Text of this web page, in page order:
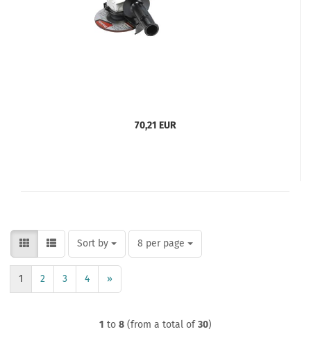
70,21 EUR
Sort by
Sort by 8 per page
per page
1 2 3 4 »
1 to 8 (from a total of30)